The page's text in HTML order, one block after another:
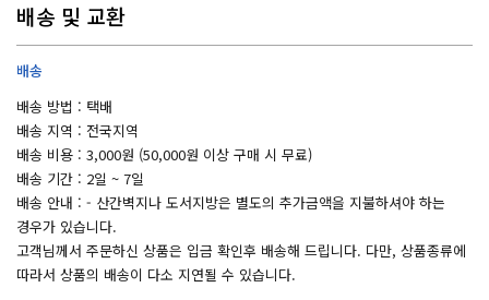
배송 및 교환
배송
배송 방법 : 택배
배송 지역 : 전국지역
배송 비용 : 3,000원 (50,000원 이상 구매 시 무료)
배송 기간 : 2일 ~ 7일
배송 안내 : - 산간벽지나 도서지방은 별도의 추가금액을 지불하셔야 하는
경우가 있습니다.
고객님께서 주문하신 상품은 입금 확인후 배송해 드립니다. 다만, 상품종류에
따라서 상품의 배송이 다소 지연될 수 있습니다.